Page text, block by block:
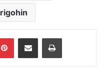
PinterestShare via Email Print